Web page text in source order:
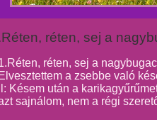
réten, sej a
réten, sej a
Elvesztettem a zsebbe való
ll: Késem után a
sajnálom, nem a régi